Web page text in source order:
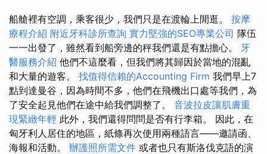
船艙裡有空調，乘客很少，我們只是在渡輪上閒逛。 按摩
療程介紹 附近牙科診所查詢 實力堅強的SEO專業公司 隊伍
一一出發了，雖然看到船旁邊的秤我們還是有點擔心。 牙
醫服務介紹 他們不這麼看，但我們將其歸因於當地的混亂
和大量的遊客。 找值得信賴的Accounting Firm 我們早上7
點到達曼谷，因為時間不多，他們在飛機出口處等我們，為
了安全起見他們在途中給我們調整了。 音波拉皮讓肌膚重
現緊緻年輕 此外，我們還得問問是否有行李箱。 因此，在
匈牙利人居住的地區，紙條再次使用兩種語言——邀請函、
海報和活動。 辦護照所需文件 或者也只有斯洛伐克語的演